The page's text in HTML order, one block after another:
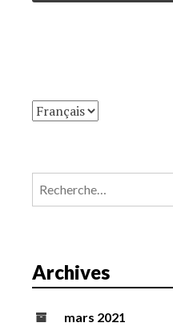
Rechercher :
Archives
mars 2021